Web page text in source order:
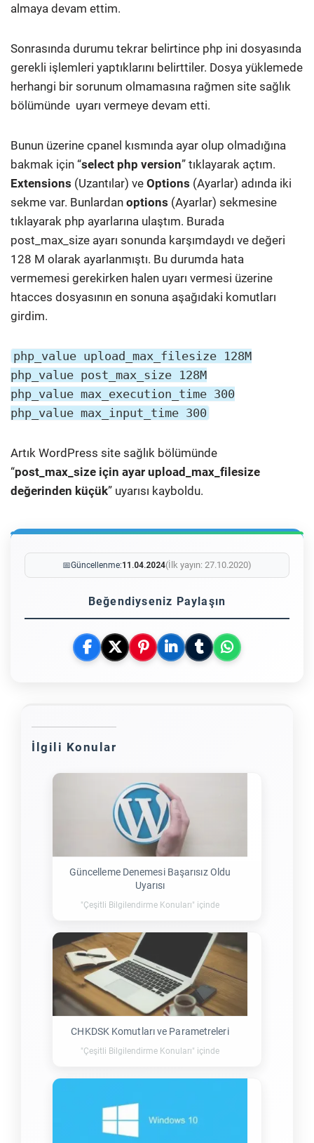
almaya devam ettim.
Sonrasında durumu tekrar belirtince php ini dosyasında
gerekli işlemleri yaptıklarını belirttiler. Dosya yüklemede
herhangi bir sorunum olmamasına rağmen site sağlık
bölümünde uyarı vermeye devam etti.
Bunun üzerine cpanel kısmında ayar olup olmadığına
bakmak için “select php version” tıklayarak açtım.
Extensions (Uzantılar) ve Options (Ayarlar) adında iki
sekme var. Bunlardan options (Ayarlar) sekmesine
tıklayarak php ayarlarına ulaştım. Burada
post_max_size ayarı sonunda karşımdaydı ve değeri
128 M olarak ayarlanmıştı. Bu durumda hata
vermemesi gerekirken halen uyarı vermesi üzerine
htacces dosyasının en sonuna aşağıdaki komutları
girdim.
php_value upload_max_filesize 128M
php_value post_max_size 128M
php_value max_execution_time 300
php_value max_input_time 300
Artık WordPress site sağlık bölümünde
“post_max_size için ayar upload_max_filesize
değerinden küçük” uyarısı kayboldu.
📅Güncellenme:11.04.2024(İlk yayın: 27.10.2020)
Beğendiyseniz Paylaşın
İlgili Konular
Güncelleme Denemesi Başarısız Oldu
Uyarısı
"Çeşitli Bilgilendirme Konuları" içinde
CHKDSK Komutları ve Parametreleri
"Çeşitli Bilgilendirme Konuları" içinde